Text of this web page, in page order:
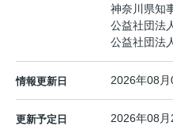
神奈川県知
公益社団法
公益社団法
情報更新日 2026年08月
更新予定日 2026年08月